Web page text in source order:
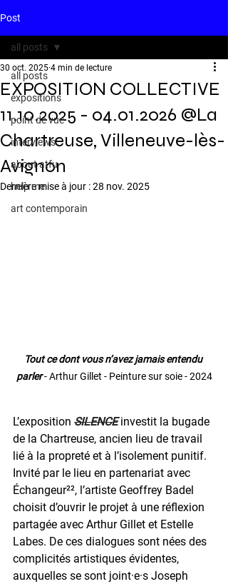
Post
all posts
expositions
point de vue
interviews
about atfu
help me
art contemporain
all posts
EXPOSITION COLLECTIVE
11.10.2025 - 04.01.2026 @La
Chartreuse, Villeneuve-lès-
Avignon
30 oct. 2025 4 min de lecture
Dernière mise à jour :28 nov. 2025
Tout ce dont vous n’avez jamais entendu
parler - Arthur Gillet - Peinture sur soie - 2024
L’exposition SILENCE investit la bugade
de la Chartreuse, ancien lieu de travail
lié à la propreté et à l’isolement punitif.
Invité par le lieu en partenariat avec
Échangeur²², l’artiste Geoffrey Badel
choisit d’ouvrir le projet à une réflexion
partagée avec Arthur Gillet et Estelle
Labes. De ces dialogues sont nées des
complicités artistiques évidentes,
auxquelles se sont joint·e·s Joseph